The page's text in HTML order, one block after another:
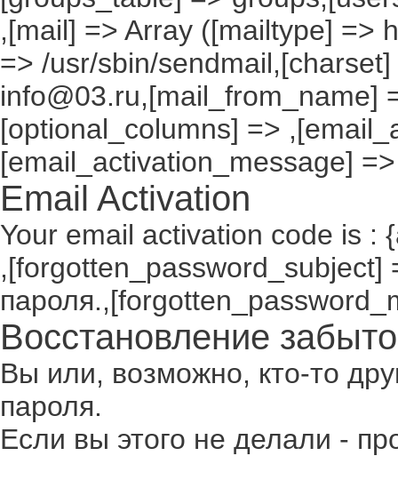
,[mail] => Array ([mailtype] =>
=> /usr/sbin/
info@03.ru,[mail_from_name]
[optional_columns] =>
[email_activation_message] =>
Email Activation
Your email activation code is :
,[forgotten_password_subject]
Восстановление
Вы или, возможно, кто-то
пароля.
Если вы этого не делали -